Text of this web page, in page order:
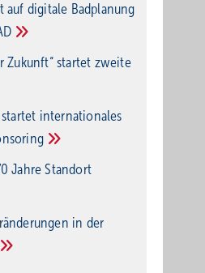
auf di­gi­ta­le Bad­pla­nung
Zu­kunft“ star­tet zwei­te
internatio­nales
Jahre Standort
in der